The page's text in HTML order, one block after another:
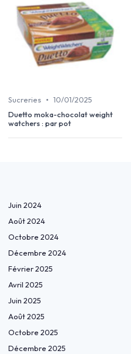
Sucreries • 10/01/2025
Duetto moka-chocolat weight
watchers : par pot
Juin 2024
Août 2024
Octobre 2024
Décembre 2024
Février 2025
Avril 2025
Juin 2025
Août 2025
Octobre 2025
Décembre 2025